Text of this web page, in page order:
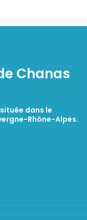
Chanas
dans le
Rhône-Alpes.